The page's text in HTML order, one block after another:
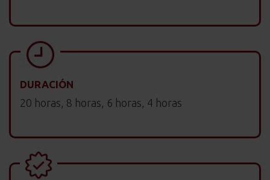
DURACIÓN
20 horas, 8 horas, 6 horas, 4 horas